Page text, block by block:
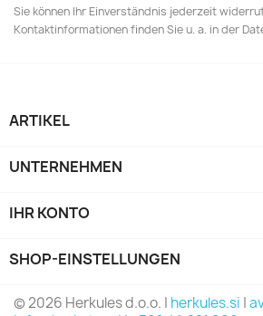
Sie können Ihr Einverständnis jederzeit
Kontaktinformationen finden Sie u. a. in der
ARTIKEL
UNTERNEHMEN
IHR KONTO
SHOP-EINSTELLUNGEN
© 2026 Herkules d.o.o. | herkules.si |